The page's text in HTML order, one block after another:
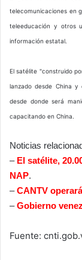
telecomunicaciones en
teleeducación y otros
información estatal.
El satélite "construido
lanzado desde China y
desde donde será
capacitando en China.
Noticias
– El satélite,
NAP.
–CANTV
–Gobierno
Fuente: